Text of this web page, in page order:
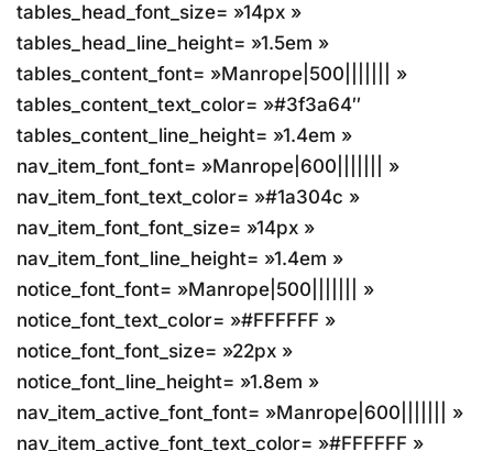
tables_head_font_size= »14px »
tables_head_line_height= »1.5em »
tables_content_font= »Manrope|500||||||| »
tables_content_text_color= »#3f3a64″
tables_content_line_height= »1.4em »
nav_item_font_font= »Manrope|600||||||| »
nav_item_font_text_color= »#1a304c »
nav_item_font_font_size= »14px »
nav_item_font_line_height= »1.4em »
notice_font_font= »Manrope|500||||||| »
notice_font_text_color= »#FFFFFF »
notice_font_font_size= »22px »
notice_font_line_height= »1.8em »
nav_item_active_font_font= »Manrope|600||||||| »
nav_item_active_font_text_color= »#FFFFFF »